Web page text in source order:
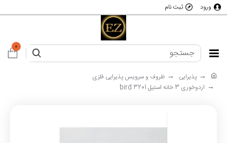
ورود ثبت نام
0
پذیرایی
ظروف و سرویس پذیرایی فلزی
اردوخوری 3 خانه استیل bird 3201